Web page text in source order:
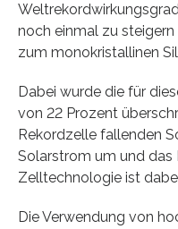
noch einmal zu
zum monokristallinen
Dabei wurde die für
von 22 Prozent
Rekordzelle fallenden
Solarstrom um und das
Zelltechnologie ist
Die Verwendung von